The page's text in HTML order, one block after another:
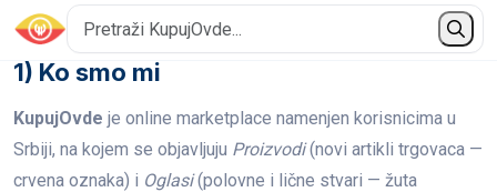
1) Ko smo mi
KupujOvde je online marketplace namenjen korisnicima u
Srbiji, na kojem se objavljuju Proizvodi(novi artikli trgovaca —
crvena oznaka) i Oglasi(polovne i lične stvari — žuta